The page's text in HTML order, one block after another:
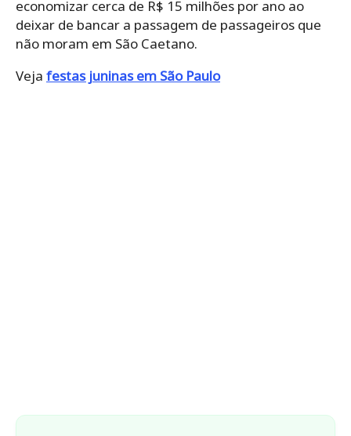
economizar cerca de R$ 15 milhões por ano ao
deixar de bancar a passagem de passageiros que
não moram em São Caetano.
Veja festas juninas em São Paulo